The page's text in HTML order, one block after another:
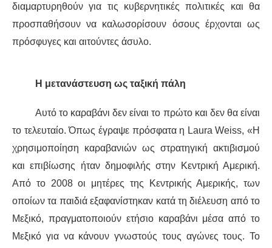
διαμαρτυρηθούν για τις κυβερνητικές πολιτικές και θα
προσπαθήσουν να καλωσορίσουν όσους έρχονται ως
πρόσφυγες και αιτούντες άσυλο.
Η μετανάστευση ως ταξική πάλη
Αυτό το καραβάνι δεν είναι το πρώτο και δεν θα είναι
το τελευταίο. Όπως έγραψε πρόσφατα η Laura Weiss, «Η
χρησιμοποίηση καραβανιών ως στρατηγική ακτιβισμού
και επιβίωσης ήταν δημοφιλής στην Κεντρική Αμερική.
Από το 2008 οι μητέρες της Κεντρικής Αμερικής, των
οποίων τα παιδιά εξαφανίστηκαν κατά τη διέλευση από το
Μεξικό, πραγματοποιούνετήσιο καραβάνι μέσα από το
Μεξικό για να κάνουν γνωστούς τους αγώνες τους. Το